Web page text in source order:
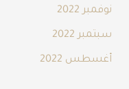
نوفمبر 2022
سبتمبر 2022
أغسطس 2022